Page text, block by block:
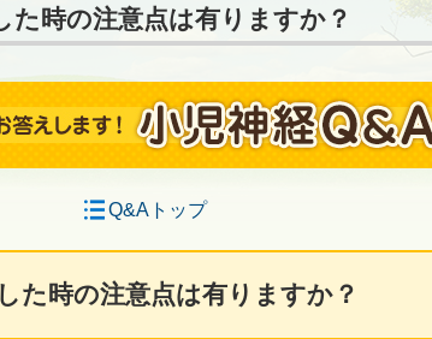
た時の注意点は有りますか？
Q&Aトップ
た時の注意点は有りますか？